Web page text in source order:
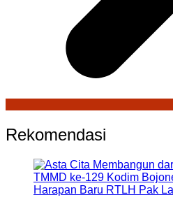
Rekomendasi